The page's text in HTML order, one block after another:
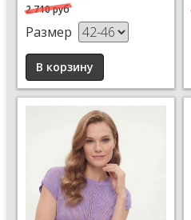
2 710 руб
Размер